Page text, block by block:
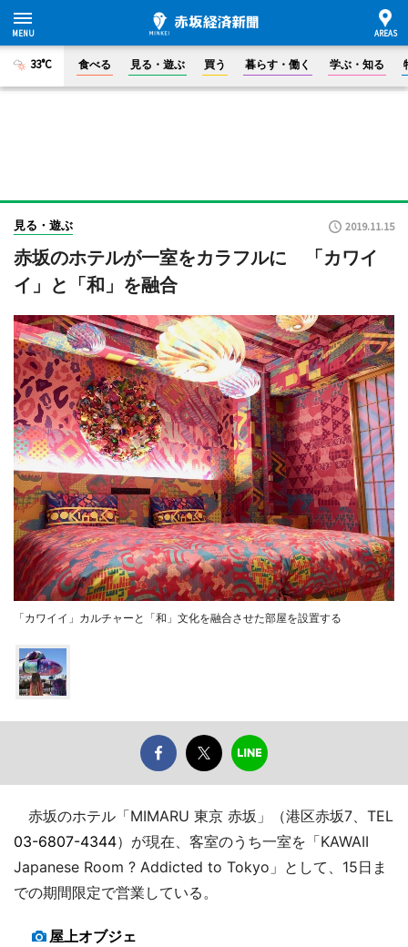
33°C 食べる 見る・遊ぶ 買う 暮らす・働く 学ぶ・知る
見る・遊ぶ 2019.11.15
赤坂のホテルが一室をカラフルに 「カワイ
イ」と「和」を融合
「カワイイ」カルチャーと「和」文化を融合させた部屋を設置する
赤坂のホテル「MIMARU 東京 赤坂」（港区赤坂7、TEL
03-6807-4344）が現在、客室のうち一室を「KAWAII
Japanese Room ? Addicted to Tokyo」として、15日ま
での期間限定で営業している。
屋上オブジェ